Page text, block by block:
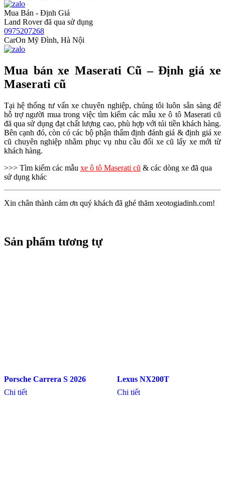
Mua Bán - Định Giá
Land Rover đã qua sử dụng
0975207268
CarOn Mỹ Đình, Hà Nội
Mua bán xe Maserati Cũ – Định giá xe
Maserati cũ
Tại hệ thống tư vấn xe chuyên nghiệp, chúng tôi luôn sẵn sàng để
hỗ trợ người mua trong việc tìm kiếm các mẫu xe ô tô Maserati cũ
đã qua sử dụng đạt chất lượng cao, phù hợp với túi tiền khách hàng.
Bên cạnh đó, còn có các bộ phận thẩm định đánh giá & định giá xe
cũ chuyên nghiệp nhằm phục vụ nhu cầu đổi xe cũ lấy xe mới từ
khách hàng.
>>> Tìm kiếm các mẫu xe ô tô Maserati cũ & các dòng xe đã qua
sử dụng khác
Xin chân thành cảm ơn quý khách đã ghé thăm xeotogiadinh.com!
Sản phẩm tương tự
Porsche Carrera S 2026
Chi tiết
Lexus NX200T
Chi tiết